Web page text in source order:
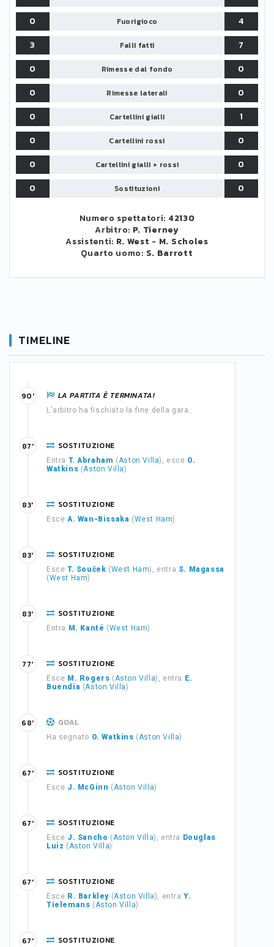
0
Fuorigioco
4
3
Falli fatti
7
0
Rimesse dal fondo
0
0
Rimesse laterali
0
0
Cartellini gialli
1
0
Cartellini rossi
0
0
Cartellini gialli + rossi
0
0
Sostituzioni 0
Numero spettatori: 42130
Arbitro: P. Tierney
Assistenti: R. West - M. Scholes
Quarto uomo: S. Barrott
TIMELINE
LA PARTITA È TERMINATA!
L'arbitro ha fischiato la fine della gara.
90'
SOSTITUZIONE
Entra T. Abraham (Aston Villa), esce O.
Watkins (Aston Villa)
87'
SOSTITUZIONE
Esce A. Wan-Bissaka (West Ham)
83'
SOSTITUZIONE
Esce T. Souček (West Ham), entra S. Magassa
(West Ham)
83'
SOSTITUZIONE
Entra M. Kanté (West Ham)
83'
SOSTITUZIONE
Esce M. Rogers (Aston Villa), entra
E.
Buendía (Aston Villa)
77'
GOAL
Ha segnato O. Watkins (Aston Villa)
68'
SOSTITUZIONE
Esce J. McGinn (Aston Villa)
67'
SOSTITUZIONE
Esce J. Sancho (Aston Villa), entra
Douglas
Luiz (Aston Villa)
67'
SOSTITUZIONE
Esce R. Barkley (Aston Villa), entraY.
Tielemans (Aston Villa)
67'
SOSTITUZIONE
67'